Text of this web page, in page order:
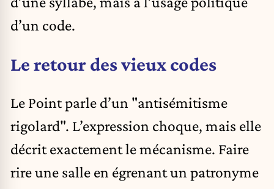
d’un code.
Le retour des vieux codes
Le Point parle d’un "antisémitisme
rigolard". L’expression choque, mais elle
décrit exactement le mécanisme. Faire
rire une salle en égrenant un patronyme